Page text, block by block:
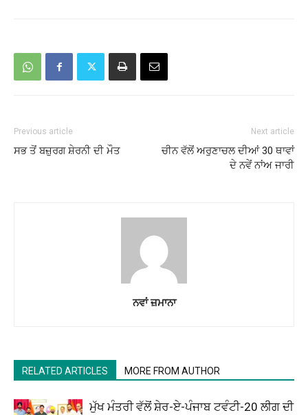
Previous article
ਸਭ ਤੋਂ ਬਜ਼ੁਰਗ ਸ਼ੇਰਨੀ ਦੀ ਮੌਤ
Next article
ਚੀਨ ਵੱਲੋਂ ਅਰੁਣਾਚਲ ਦੀਆਂ 30 ਥਾਵਾਂ
ਦੇ ਨਵੇਂ ਨਾਂਅ ਜਾਰੀ
ਨਵਾਂ ਜ਼ਮਾਨਾ
RELATED ARTICLES MORE FROM AUTHOR
ਮੁੱਖ ਮੰਤਰੀ ਵੱਲੋਂ ਸ਼ੇਰ-ਏ-ਪੰਜਾਬ ਟਵੰਟੀ-20 ਲੀਗ ਦੀ